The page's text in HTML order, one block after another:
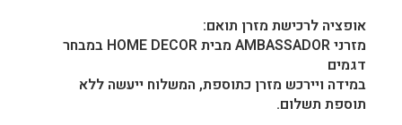
אופציה לרכישת מזרן תואם:
מזרני AMBASSADOR מבית HOME DECOR במבחר
דגמים
במידה ויירכש מזרן כתוספת, המשלוח ייעשה ללא
תוספת תשלום.